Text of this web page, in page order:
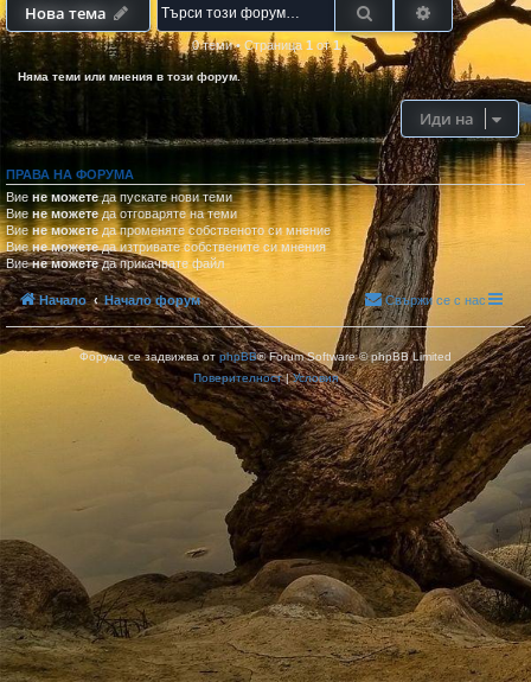
Нова тема Търсене Разширено
0 теми• Страница 1от1
Няма теми или мнения в този форум.
Иди на
ПРАВА НА ФОРУМА
Вие не можетеда пускате нови теми
Виене можетеда отговаряте на теми
Виене можетеда променяте собственото си мнение
Виене можетеда изтривате собствените си мнения
Виене можетеда прикачвате файл
Начало Начало форум Свържи се с нас
Форума се задвижва от phpBB® Forum Software © phpBB Limited
Поверителност|Условия